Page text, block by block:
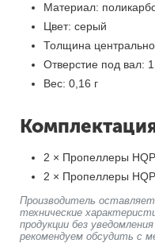
Материал:
Цвет: серый
Толщина
Отверстие под вал:
Вес: 0,16 г
2 × Пропеллеры
2 × Пропеллеры
Производитель
технические
продукции без
рекомендуем обсудить с